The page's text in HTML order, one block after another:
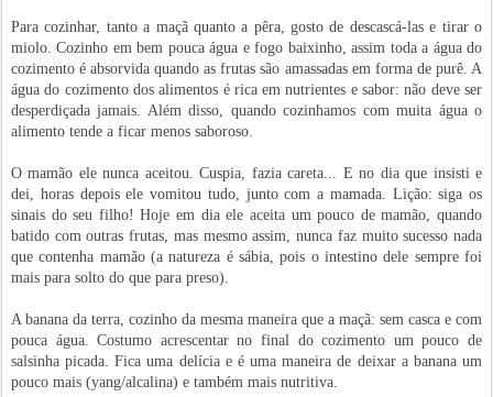
Para cozinhar, tanto a maçã quanto a pêra, gosto de descascá-las e tirar o
miolo. Cozinho em bem pouca água e fogo baixinho, assim toda a água do
cozimento é absorvida quando as frutas são amassadas em forma de purê. A
água do cozimento dos alimentos é rica em nutrientes e sabor: não deve ser
desperdiçada jamais. Além disso, quando cozinhamos com muita água o
alimento tende a ficar menos saboroso.
O mamão ele nunca aceitou. Cuspia, fazia careta... E no dia que insisti e
dei, horas depois ele vomitou tudo, junto com a mamada. Lição: siga os
sinais do seu filho! Hoje em dia ele aceita um pouco de mamão, quando
batido com outras frutas, mas mesmo assim, nunca faz muito sucesso nada
que contenha mamão (a natureza é sábia, pois o intestino dele sempre foi
mais para solto do que para preso).
A banana da terra, cozinho da mesma maneira que a maçã: sem casca e com
pouca água. Costumo acrescentar no final do cozimento um pouco de
salsinha picada. Fica uma delícia e é uma maneira de deixar a banana um
pouco mais (yang/alcalina) e também mais nutritiva.